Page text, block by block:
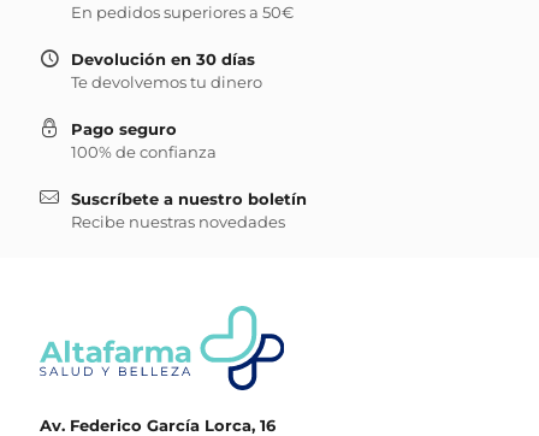
En pedidos superiores a 50€
Devolución en 30 días
Te devolvemos tu dinero
Pago seguro
100% de confianza
Suscríbete a nuestro boletín
Recibe nuestras novedades
Av. Federico García Lorca, 16